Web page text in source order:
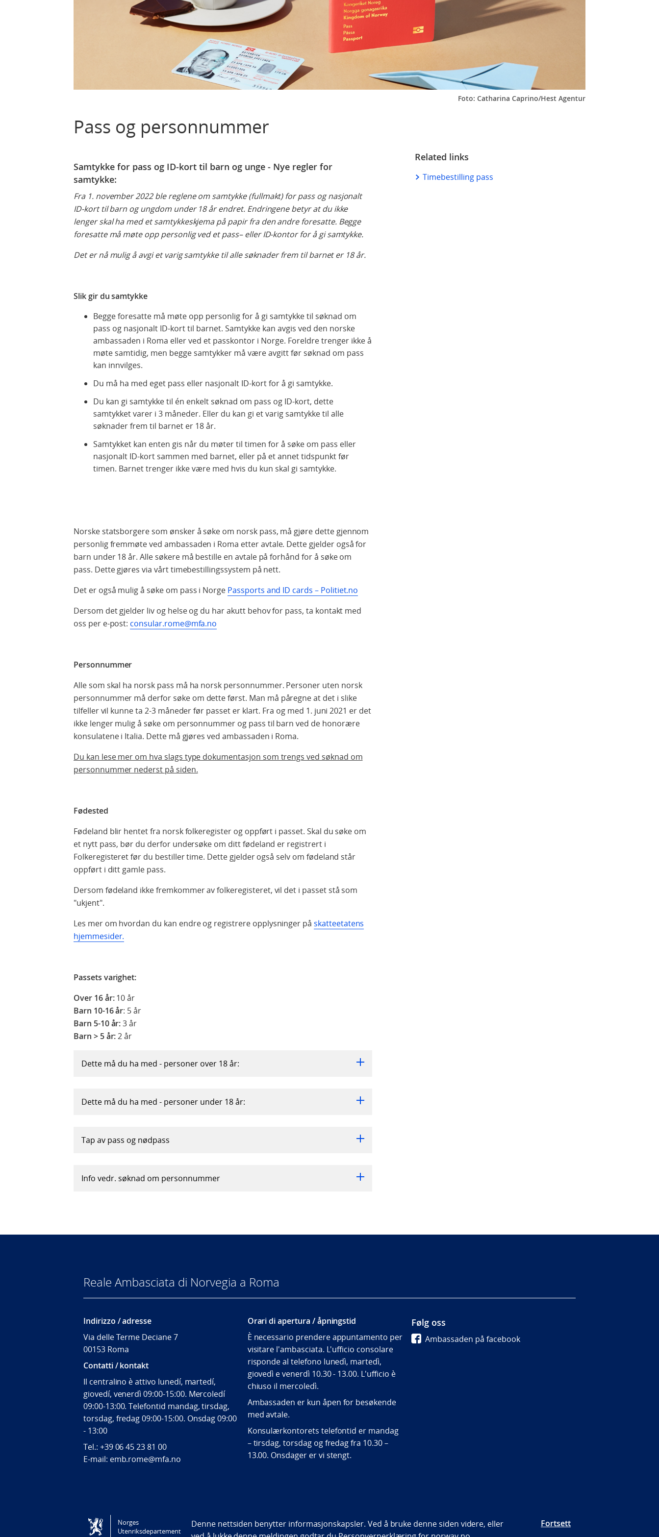
Foto: Catharina Caprino/Hest Agentur
Pass og personnummer
Samtykke for pass og ID-kort til barn og unge - Nye regler for
samtykke:
Fra 1. november 2022 ble reglene om samtykke (fullmakt) for pass og nasjonalt
ID-kort til barn og ungdom under 18 år endret. Endringene betyr at du ikke
lenger skal ha med et samtykkeskjema på papir fra den andre foresatte. Begge
foresatte må møte opp personlig ved et pass– eller ID-kontor for å gi samtykke.
Det er nå mulig å avgi et varig samtykke til alle søknader frem til barnet er 18 år.
Slik gir du samtykke
Begge foresatte må møte opp personlig for å gi samtykke til søknad om
pass og nasjonalt ID-kort til barnet. Samtykke kan avgis ved den norske
ambassaden i Roma eller ved et passkontor i Norge. Foreldre trenger ikke å
møte samtidig, men begge samtykker må være avgitt før søknad om pass
kan innvilges.
Du må ha med eget pass eller nasjonalt ID-kort for å gi samtykke.
Du kan gi samtykke til én enkelt søknad om pass og ID-kort, dette
samtykket varer i 3 måneder. Eller du kan gi et varig samtykke til alle
søknader frem til barnet er 18 år.
Samtykket kan enten gis når du møter til timen for å søke om pass eller
nasjonalt ID-kort sammen med barnet, eller på et annet tidspunkt før
timen. Barnet trenger ikke være med hvis du kun skal gi samtykke.
Norske statsborgere som ønsker å søke om norsk pass, må gjøre dette gjennom
personlig fremmøte ved ambassaden i Roma etter avtale. Dette gjelder også for
barn under 18 år. Alle søkere må bestille en avtale på forhånd for å søke om
pass. Dette gjøres via vårt timebestillingssystem på nett.
Det er også mulig å søke om pass i Norge Passports and ID cards – Politiet.no
Dersom det gjelder liv og helse og du har akutt behov for pass, ta kontakt med
oss per e-post: consular.rome@mfa.no
Personnummer
Alle som skal ha norsk pass må ha norsk personnummer. Personer uten norsk
personnummer må derfor søke om dette først. Man må påregne at det i slike
tilfeller vil kunne ta 2-3 måneder før passet er klart. Fra og med 1. juni 2021 er det
ikke lenger mulig å søke om personnummer og pass til barn ved de honorære
konsulatene i Italia. Dette må gjøres ved ambassaden i Roma.
Du kan lese mer om hva slags type dokumentasjon som trengs ved søknad om
personnummer nederst på siden.
Fødested
Fødeland blir hentet fra norsk folkeregister og oppført i passet. Skal du søke om
et nytt pass, bør du derfor undersøke om ditt fødeland er registrert i
Folkeregisteret før du bestiller time. Dette gjelder også selv om fødeland står
oppført i ditt gamle pass.
Dersom fødeland ikke fremkommer av folkeregisteret, vil det i passet stå som
"ukjent".
Les mer om hvordan du kan endre og registrere opplysninger påskatteetatens
hjemmesider.
Passets varighet:
Over 16 år:10 år
Barn 10-16 år: 5 år
Barn 5-10 år:3 år
Barn > 5 år:2 år
Dette må du ha med - personer over 18 år:
Dette må du ha med - personer under 18 år:
Tap av pass og nødpass
Info vedr. søknad om personnummer
Related links
Timebestilling pass
Reale Ambasciata di Norvegia a Roma
Indirizzo / adresse
Via delle Terme Deciane 7
00153 Roma
Contatti / kontakt
Il centralino è attivo lunedí, martedí,
giovedí, venerdì 09:00-15:00. Mercoledí
09:00-13:00. Telefontid mandag, tirsdag,
torsdag, fredag 09:00-15:00. Onsdag 09:00
- 13:00
Tel.: +39 06 45 23 81 00
E-mail: emb.rome@mfa.no
Orari di apertura / åpningstid
È necessario prendere appuntamento per
visitare l'ambasciata. L'ufficio consolare
risponde al telefono lunedì, martedì,
giovedì e venerdì 10.30 - 13.00. L'ufficio è
chiuso il mercoledì.
Ambassaden er kun åpen for besøkende
med avtale.
Konsulærkontorets telefontid er mandag
– tirsdag, torsdag og fredag fra 10.30 –
13.00. Onsdager er vi stengt.
Følg oss
Ambassaden på facebook
Tilgjengelighetserklæring / Accessibility statement (NO)
Norges
Utenriksdepartement
Denne nettsiden benytter informasjonskapsler. Ved å bruke denne siden videre, eller
Fortsett